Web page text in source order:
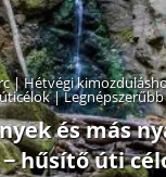
|Hétvégi
|Legnépszerűbb
és más
hűsítő úti